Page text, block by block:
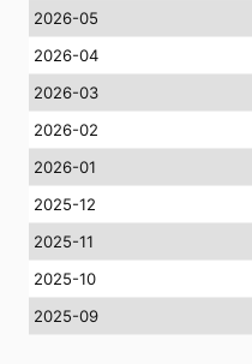
2026-05
2026-04
2026-03
2026-02
2026-01
2025-12
2025-11
2025-10
2025-09